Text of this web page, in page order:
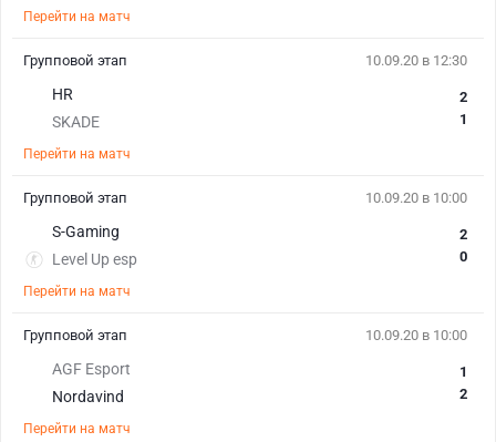
Перейти на матч
10.09.20 в 12:30
HR
SKADE
2
1
Перейти на матч
Групповой этап
10.09.20 в 10:00
S-Gaming
Level Up esp
2
0
Перейти на матч
Групповой этап
10.09.20 в 10:00
AGF Esport
Nordavind
1
2
Перейти на матч
Групповой этап